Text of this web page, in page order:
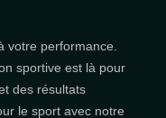
votre performance.
sportive est là pour
des résultats
le sport avec notre